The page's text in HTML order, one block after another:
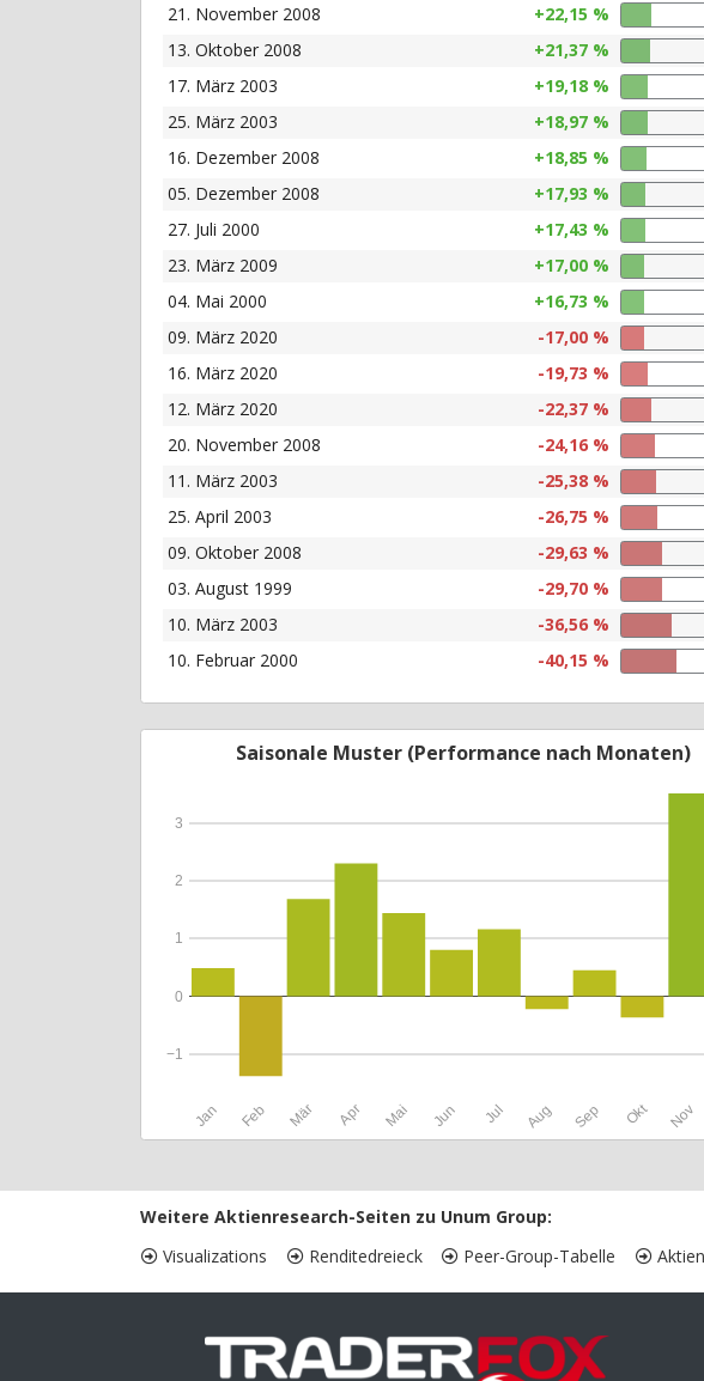
21. November 2008
+22,15 %
13. Oktober 2008
+21,37 %
17. März 2003
+19,18 %
25. März 2003
+18,97 %
16. Dezember 2008
+18,85 %
05. Dezember 2008
+17,93 %
27. Juli 2000
+17,43 %
23. März 2009
+17,00 %
04. Mai 2000
+16,73 %
09. März 2020
-17,00 %
16. März 2020
-19,73 %
12. März 2020
-22,37 %
20. November 2008
-24,16 %
11. März 2003
-25,38 %
25. April 2003
-26,75 %
09. Oktober 2008
-29,63 %
03. August 1999
-29,70 %
10. März 2003
-36,56 %
10. Februar 2000
-40,15 %
Saisonale Muster (Performance nach Monaten)
Jan Feb Mär Apr Mai Jun Jul Aug Sep Okt Nov
−1
0
1
2
3
Weitere Aktienresearch-Seiten zu Unum Group:
Visualizations
Renditedreieck Peer-Group-Tabelle